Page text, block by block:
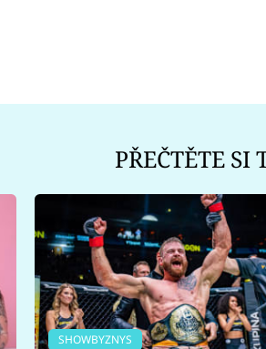
PŘEČTĚTE SI
SHOWBYZNYS